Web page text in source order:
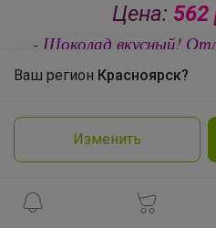
Ваш регион Красноярск?
Изменить
Цена: 562
- Шоколад вкусный!
танкист
Продолжая использовать этот